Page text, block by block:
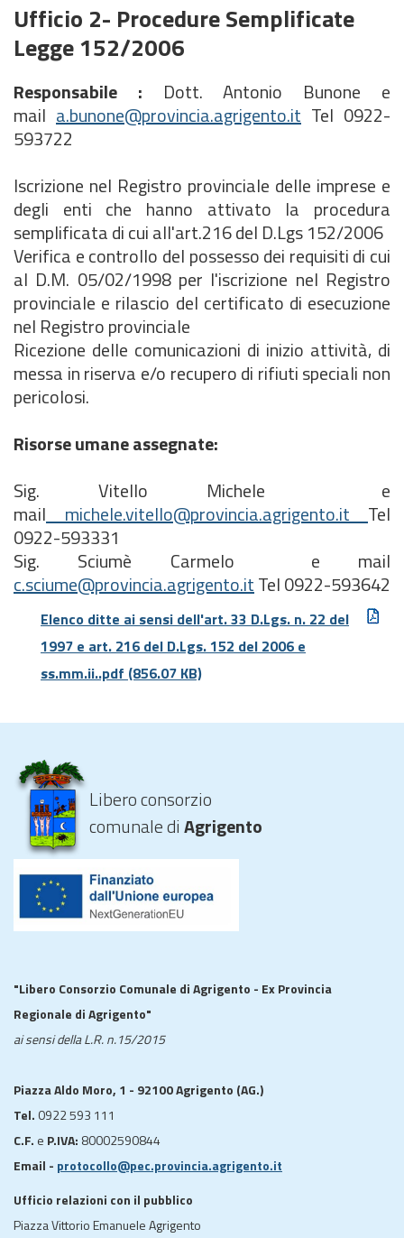
Ufficio 2- Procedure Semplificate
Legge 152/2006
Responsabile : Dott. Antonio Bunone e
mail a.bunone@provincia.agrigento.it Tel 0922-
593722
Iscrizione nel Registro provinciale delle imprese e
degli enti che hanno attivato la procedura
semplificata di cui all'art.216 del D.Lgs 152/2006
Verifica e controllo del possesso dei requisiti di cui
al D.M. 05/02/1998 per l'iscrizione nel Registro
provinciale e rilascio del certificato di esecuzione
nel Registro provinciale
Ricezione delle comunicazioni di inizio attività, di
messa in riserva e/o recupero di rifiuti speciali non
pericolosi.
Risorse umane assegnate:
Sig. Vitello Michele e
mail michele.vitello@provincia.agrigento.it Tel
0922-593331
Sig. Sciumè Carmelo e mail
c.sciume@provincia.agrigento.itTel 0922-593642
Elenco ditte ai sensi dell'art. 33 D.Lgs. n. 22 del
1997 e art. 216 del D.Lgs. 152 del 2006 e
ss.mm.ii..pdf (856.07 KB)
Libero consorzio
comunale diAgrigento
"Libero Consorzio Comunale di Agrigento - Ex Provincia
Regionale di Agrigento"
ai sensi della L.R. n.15/2015
Piazza Aldo Moro, 1 - 92100 Agrigento (AG.)
Tel. 0922 593 111
C.F. e P.IVA: 80002590844
Email - protocollo@pec.provincia.agrigento.it
Ufficio relazioni con il pubblico
Piazza Vittorio Emanuele Agrigento